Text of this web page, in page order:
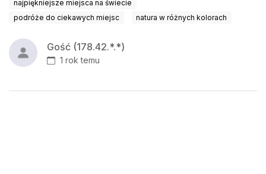
najpiękniejsze miejsca na świecie
podróże do ciekawych miejsc
natura w różnych kolorach
Gość (178.42.*.*)
1 rok temu